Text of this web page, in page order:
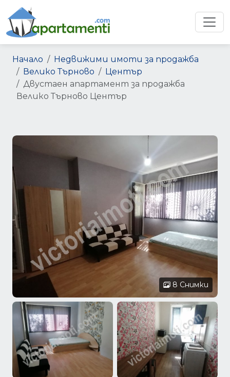
Начало
Недвижими имоти за продажба
Велико Търново
Център
Двустаен апартамент за продажба
Велико Търново Център
8 Снимки